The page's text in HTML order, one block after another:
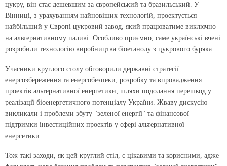
цукру, він стає дешевшим за європейський та бразильський. У
Вінниці, з урахуванням найновіших технологій, проектується
найбільший у Європі цукровий завод, який працюватиме виключно
на альтернативному паливі. Особливо приємно, саме українські вчені
розробили технологію виробництва біоетанолу з цукрового буряка.
Учасники круглого столу обговорили державні стратегії
енергозбереження та енергобезпеки; розробку та впровадження
проектів альтернативної енергетики; шляхи подолання перешкод у
реалізації біоенергетичного потенціалу України. Жваву дискусію
викликали і проблеми збуту "зеленої енергії" та фінансової
підтримки інвестиційних проектів у сфері альтернативної
енергетики.
Тож такі заходи, як цей круглий стіл, є цікавими та корисними, адже